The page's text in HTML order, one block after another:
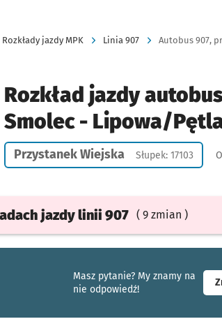
Rozkłady jazdy MPK Linia 907 Autobus 907,
Rozkład jazdy
Smolec - Lipowa/
Przystanek Wiejska Słupek: 17103
jazdylinii 907 ( 9 zmian )
Masz pytanie? My znamy na
nie odpowiedź!